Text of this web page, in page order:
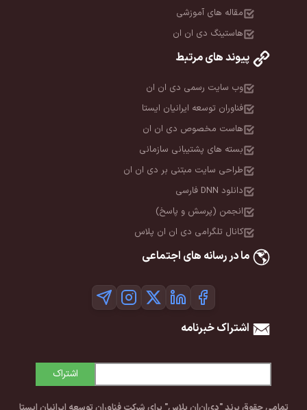
مقاله های آموزشی
هاستینگ دی ان ان
پیوند های مرتبط
وب سایت رسمی دی ان ان
فناوران توسعه ایرانیان ایستا
هاست مخصوص دی ان ان
بسته های پشتیبانی سازمانی
طراحی سایت مبتنی بر دی ان ان
دانلود DNN فارسی
انجمن (پرسش و پاسخ)
کانال تلگرامی دی ان ان پلاس
ما در رسانه های اجتماعی
اشتراک خبرنامه
اشتراک